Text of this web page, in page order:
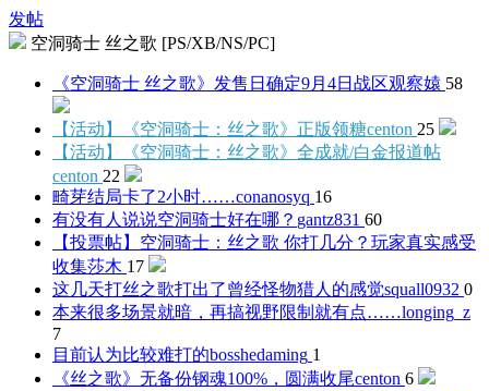
发帖
空洞骑士 丝之歌 [PS/XB/NS/PC]
《空洞骑士 丝之歌》发售日确定9月4日 战区观察媴 58
【活动】《空洞骑士：丝之歌》正版领糖centon 25
【活动】《空洞骑士：丝之歌》全成就/白金报道帖
centon 22
畸芽结局卡了2小时……conanosyq 16
有没有人说说空洞骑士好在哪？ gantz831 60
【投票帖】空洞骑士：丝之歌 你打几分？玩家真实感受
收集莎木 17
这几天打丝之歌打出了曾经怪物猎人的感觉squall0932 0
本来很多场景就暗，再搞视野限制就有点……longing_z
7
目前认为比较难打的bosshedaming 1
《丝之歌》无备份钢魂100%，圆满收尾centon 6